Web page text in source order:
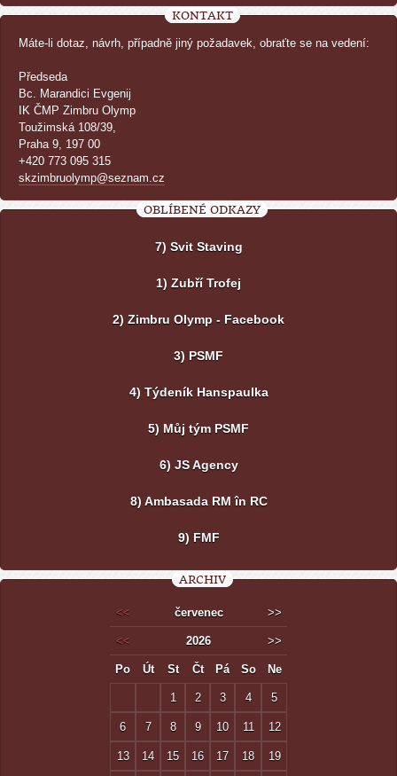
KONTAKT
Máte-li dotaz, návrh, případně jiný požadavek, obraťte se na vedení:
Předseda
Bc. Marandici Evgenij
IK ČMP Zimbru Olymp
Toužimská 108/39,
Praha 9, 197 00
+420 773 095 315
skzimbruolymp@seznam.cz
OBLÍBENÉ ODKAZY
7) Svit Staving
1) Zubří Trofej
2) Zimbru Olymp - Facebook
3) PSMF
4) Týdeník Hanspaulka
5) Můj tým PSMF
6) JS Agency
8) Ambasada RM în RC
9) FMF
ARCHIV
<< červenec >>
<< 2026 >>
Po Út St Čt Pá So Ne
1 2 3 4 5
6 7 8 9 10 11 12
13 14 15 16 17 18 19